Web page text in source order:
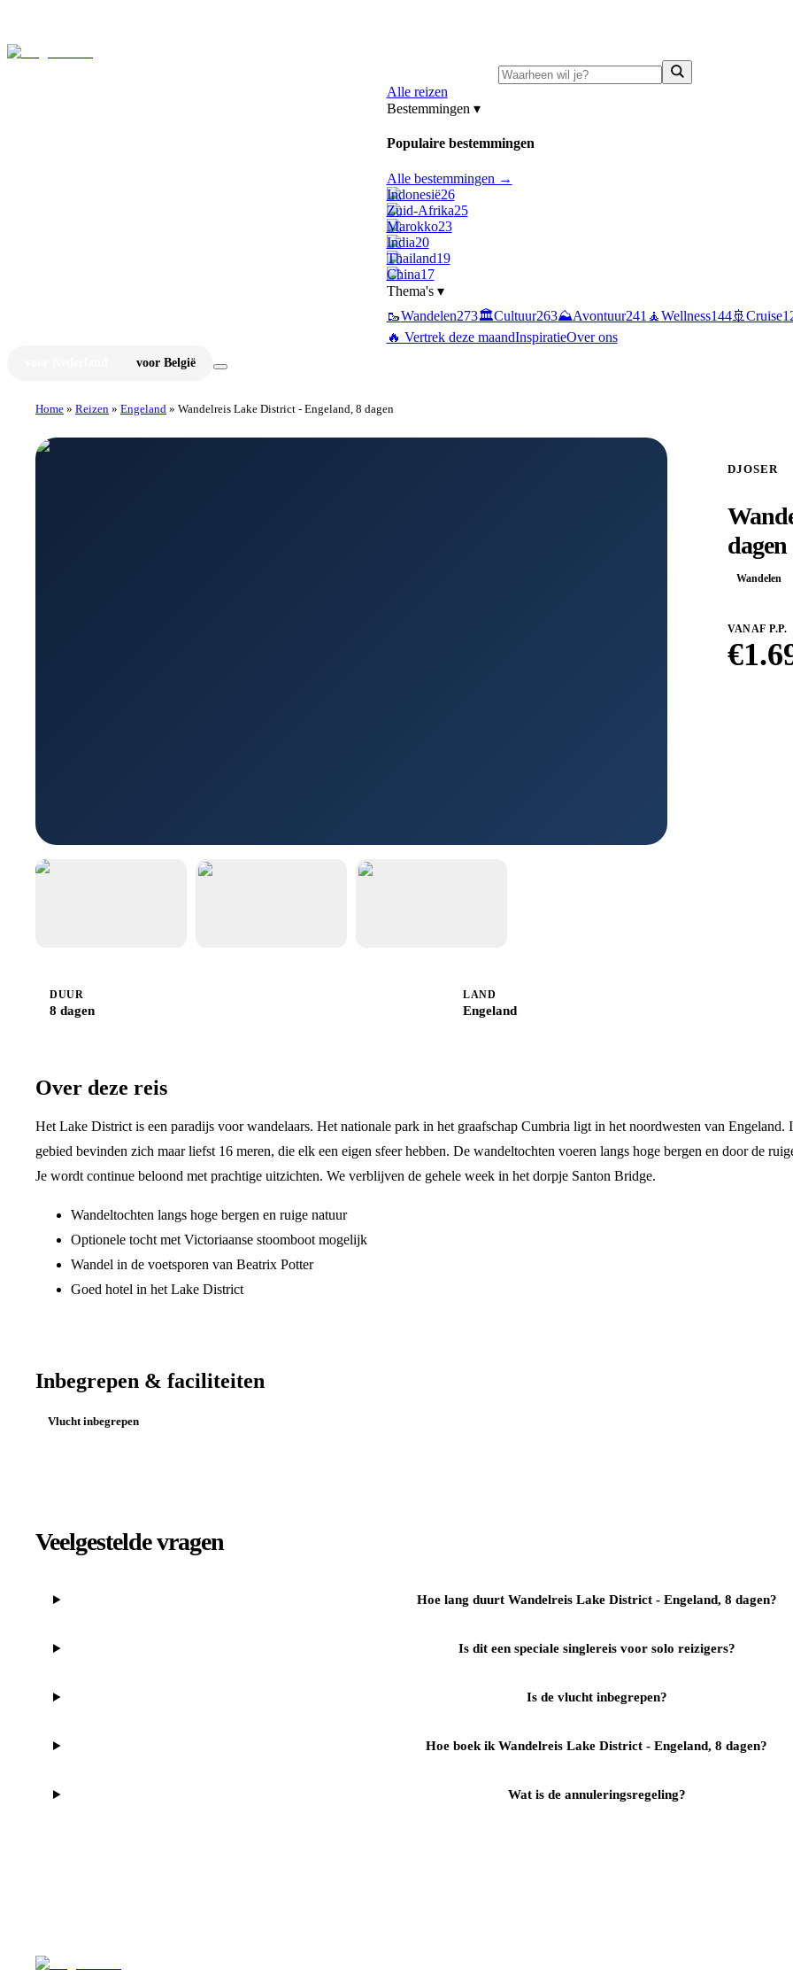
Alle reizen
Bestemmingen ▾
Populaire bestemmingen
Alle bestemmingen →
Indonesië26
Zuid-Afrika25
Marokko23
India20
Thailand19
China17
Thema's ▾
🥾Wandelen273🏛️Cultuur263⛰️Avontuur241 🧘Wellness144🚢 Cruise
🔥 Vertrek deze maandInspiratieOver ons
voor België
Home » Reizen » Engeland » Wandelreis Lake District - Engeland, 8 dagen
DJOSER
dagen
Wandelen
VANAF P.P.
€
DUUR
8 dagen
LAND
Engeland
Over deze reis
Het Lake District is een paradijs voor wandelaars. Het nationale park in het graafschap Cumbria ligt in het noordwesten van Engeland.
gebied bevinden zich maar liefst 16 meren, die elk een eigen sfeer hebben. De wandeltochten voeren langs hoge bergen en door de
Je wordt continue beloond met prachtige uitzichten. We verblijven de gehele week in het dorpje Santon Bridge.
Wandeltochten langs hoge bergen en ruige natuur
Optionele tocht met Victoriaanse stoomboot mogelijk
Wandel in de voetsporen van Beatrix Potter
Goed hotel in het Lake District
Inbegrepen & faciliteiten
Vlucht inbegrepen
Veelgestelde vragen
Hoe lang duurt Wandelreis Lake District - Engeland, 8 dagen?
Is dit een speciale singlereis voor solo reizigers?
Is de vlucht inbegrepen?
Hoe boek ik Wandelreis Lake District - Engeland, 8 dagen?
Wat is de annuleringsregeling?